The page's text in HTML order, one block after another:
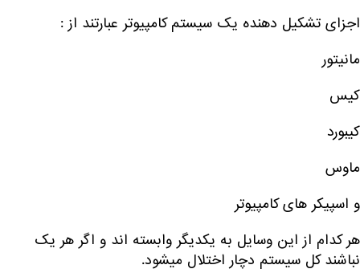
اجزای تشکیل دهنده یک سیستم کامپیوتر عبارتند از :
مانیتور
کیس
کیبورد
ماوس
و اسپیکر های کامپیوتر
هر کدام از این وسایل به یکدیگر وابسته اند و اگر هر یک
نباشند کل سیستم دچار اختلال میشود.